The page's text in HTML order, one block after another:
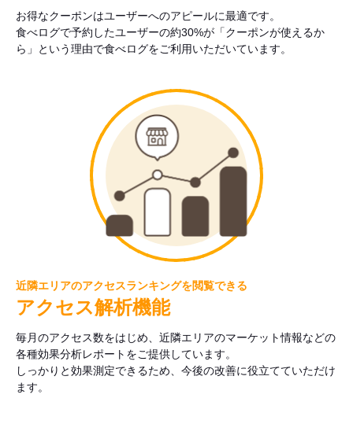
お得なクーポンはユーザーへのアピールに最適です。
食べログで予約したユーザーの約30%が「クーポンが使えるか
ら」という理由で食べログをご利用いただいています。
近隣エリアのアクセスランキングを閲覧できる
アクセス解析機能
毎月のアクセス数をはじめ、近隣エリアのマーケット情報などの
各種効果分析レポートをご提供しています。
しっかりと効果測定できるため、今後の改善に役立てていただけ
ます。